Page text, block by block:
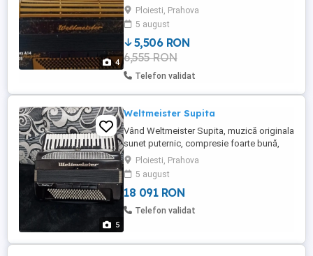
4
foarte bună. Mai multe detalii la telefon.
Ploiesti, Prahova
5 august
5,506 RON
6,555 RON
Telefon validat
5
Weltmeister Supita
Vând Weltmeister Supita, muzică originala
sunet puternic, compresie foarte bună,
mai multe detalii la telefon.
Ploiesti, Prahova
5 august
18 091 RON
Telefon validat